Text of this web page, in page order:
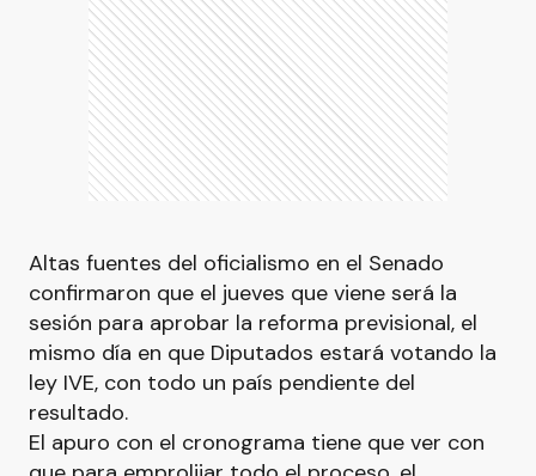
Altas fuentes del oficialismo en el Senado
confirmaron que el jueves que viene será la
sesión para aprobar la reforma previsional, el
mismo día en que Diputados estará votando la
ley IVE, con todo un país pendiente del
resultado.
El apuro con el cronograma tiene que ver con